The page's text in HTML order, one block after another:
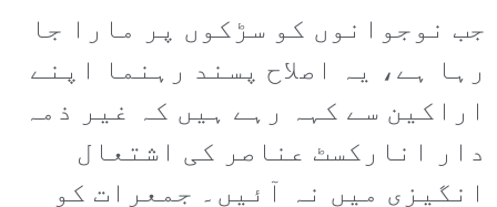
جب نوجوانوں کو سڑکوں پر مارا جا
رہا ہے، یہ اصلاح پسند رہنما اپنے
اراکین سے کہہ رہے ہیں کہ غیر ذمہ
دار انارکسٹ عناصر کی اشتعال
انگیزی میں نہ آئیں۔ جمعرات کو